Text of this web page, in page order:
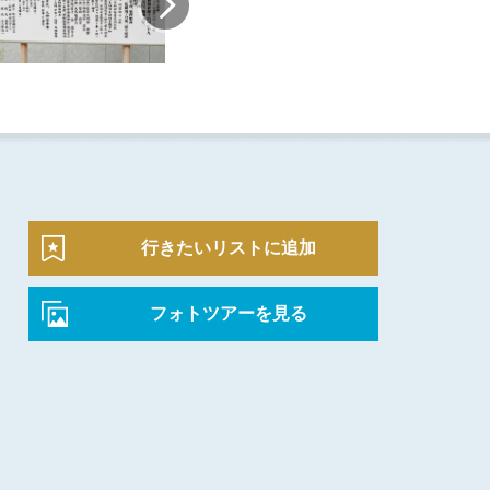
行きたいリストに追加
フォトツアーを見る